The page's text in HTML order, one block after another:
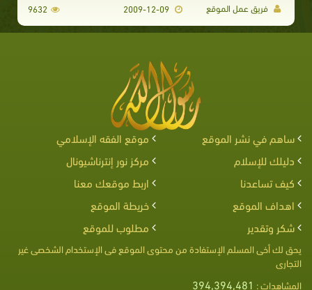
فريق عمل الموقع 9632
ساهم في نشر الموقع
موقع الفقه الإسلامي
دليلك للإسلام
مركز نور إنترناشيونال
كيف تساعدنا
اربط موقعك معنا
اهداف الموقع
خريطة الموقع
شكر وتقدير
مطلوب للموقع
يحق لك أخى المسلم الإستفادة من محتوى الموقع فى الإستخدام الشخصى غير
التجارى
المشاهدات : 394,394,481